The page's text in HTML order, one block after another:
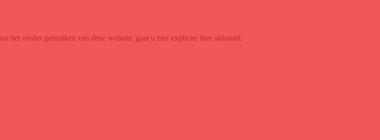
het verder gebruiken van deze website, gaat u hier expliciet mee akkoord.